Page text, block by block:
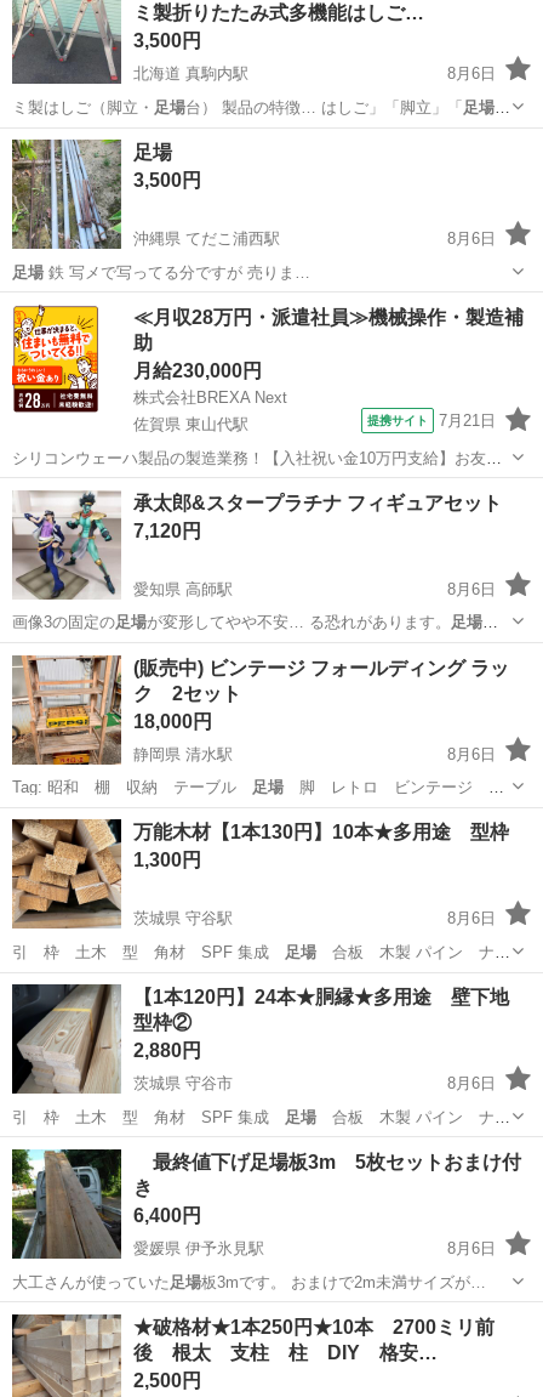
ミ製折りたたみ式多機能はしご…
3,500円
北海道 真駒内駅
8月6日
ミ製はしご（脚立・ 足場 台） 製品の特徴… はしご」「脚立」「 足場
台」など、用途に合…
北海道 札幌市 真駒内駅
足場
3,500円
沖縄県 てだこ浦西駅
8月6日
足場
鉄 写メで写ってる分ですが 売りま…
沖縄 浦添市 てだこ浦西駅 その他
≪月収28万円・派遣社員≫機械操作・製造補
助
月給230,000円
株式会社BREXA Next
佐賀県 東山代駅
提携サイト 7月21日
シリコンウェーハ製品の製造業務！【入社祝い金10万円支給】お友達
やカップルとの応募OK◎年間休日129日＆休出なしでプライベート充
実♪業務はクリーンルームで快適作業◎自社正社員登用制度あり★1食
300円～の格安食堂あり！《佐...
佐賀 伊万里市 東山代駅 その他
承太郎&スタープラチナ フィギュアセット
7,120円
愛知県 高師駅
8月6日
画像3の固定の足場が変形してやや不安… る恐れがあります。 足場の
裏にパッドを貼っ…
愛知 豊橋市 高師駅 ジョジョの奇妙な冒険
(販売中) ビンテージ フォールディング ラッ
ク 2セット
18,000円
静岡県 清水駅
8月6日
Tag: 昭和 棚 収納 テーブル 足場脚 レトロ ビンテージ ア
ンティーク…
静岡 静岡市 清水駅 その他 ビンテージ
万能木材【1本130円】10本★多用途 型枠
1,300円
茨城県 守谷駅
8月6日
引 枠 土木 型 角材 SPF 集成
足場合板 木製 パイン ナチ
ュラル イン…
茨城 守谷市 守谷駅 その他 インテリア
【1本120円】24本★胴縁★多用途 壁下地
型枠②
2,880円
茨城県 守谷市
8月6日
引 枠 土木 型 角材 SPF 集成
足場合板 木製 パイン ナチ
ュラル イン…
茨城 守谷市 その他 インテリア
最終値下げ足場板3m 5枚セットおまけ付
き
6,400円
愛媛県 伊予氷見駅
8月6日
大工さんが使っていた 足場板3mです。 おまけで2m未満サイズが…
愛媛 西条市 伊予氷見駅 その他
★破格材★1本250円★10本 2700ミリ前
後 根太 支柱 柱 DIY 格安…
2,500円